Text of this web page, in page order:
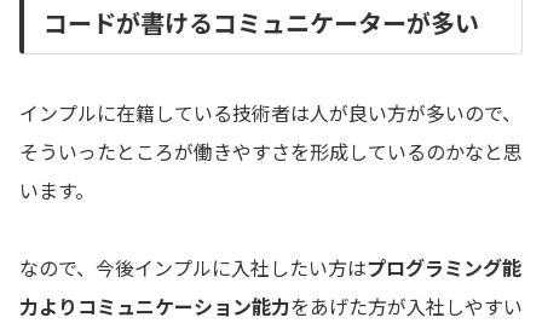
コードが書けるコミュニケーターが多い
インプルに在籍している技術者は人が良い方が多いので、
そういったところが働きやすさを形成しているのかなと思
います。
なので、今後インプルに入社したい方はプログラミング能
力よりコミュニケーション能力をあげた方が入社しやすい